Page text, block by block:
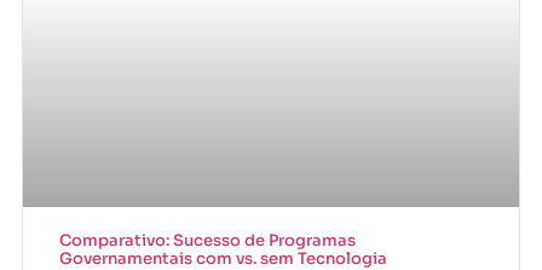
Comparativo: Sucesso de Programas
Governamentais com vs. sem Tecnologia